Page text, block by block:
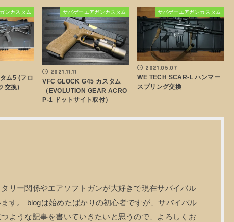
ンカスタム
ム5 (フロ
交換)
サバゲーエアガンカスタム
2021.11.11
VFC GLOCK G45 カスタム
（EVOLUTION GEAR ACRO
P-1 ドットサイト取付）
サバゲーエアガンカスタム
2021.05.07
WE TECH SCAR-L ハンマー
スプリング交換
リー関係やエアソフトガンが大好きで現在サバイバル
す。 blogは始めたばかりの初心者ですが、サバイバル
ような記事を書いていきたいと思うので、よろしくお